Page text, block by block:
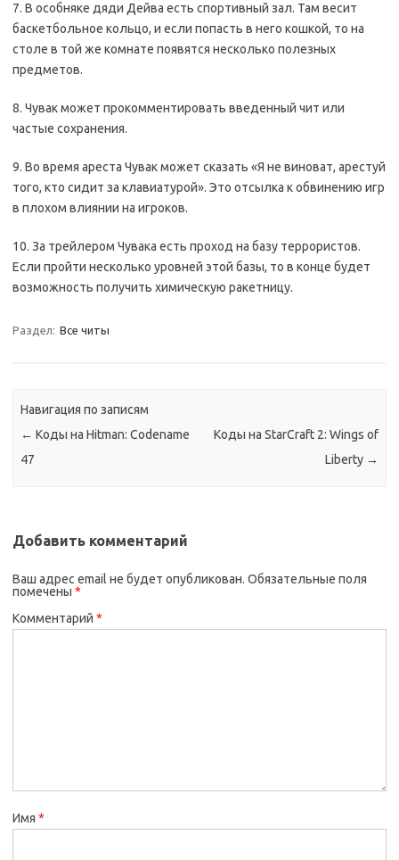
7. В особняке дяди Дейва есть спортивный зал. Там весит
баскетбольное кольцо, и если попасть в него кошкой, то на
столе в той же комнате появятся несколько полезных
предметов.
8. Чувак может прокомментировать введенный чит или
частые сохранения.
9. Во время ареста Чувак может сказать «Я не виноват, арестуй
того, кто сидит за клавиатурой». Это отсылка к обвинению игр
в плохом влиянии на игроков.
10. За трейлером Чувака есть проход на базу террористов.
Если пройти несколько уровней этой базы, то в конце будет
возможность получить химическую ракетницу.
Раздел: Все читы
Навигация по записям
← Коды на Hitman: Codename
47
Коды на StarCraft 2: Wings of
Liberty →
Добавить комментарий
Ваш адрес email не будет опубликован. Обязательные поля
помечены *
Комментарий *
Имя *